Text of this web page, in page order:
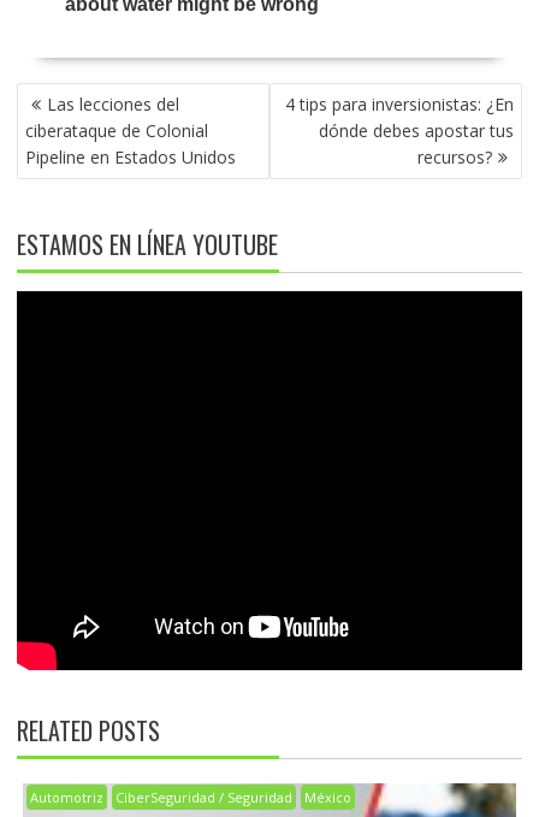
NAVEGACIÓN
DE
ENTRADAS
Las lecciones del
ciberataque de Colonial
Pipeline en Estados Unidos
4 tips para inversionistas: ¿En
dónde debes apostar tus
recursos?
ESTAMOS EN LÍNEA YOUTUBE
RELATED POSTS
Automotriz CiberSeguridad / Seguridad México